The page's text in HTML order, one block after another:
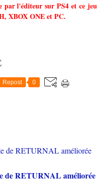
par l'éditeur sur PS4 et ce jeu
XBOX ONE et PC.
Repost 0
de RETURNAL améliorée